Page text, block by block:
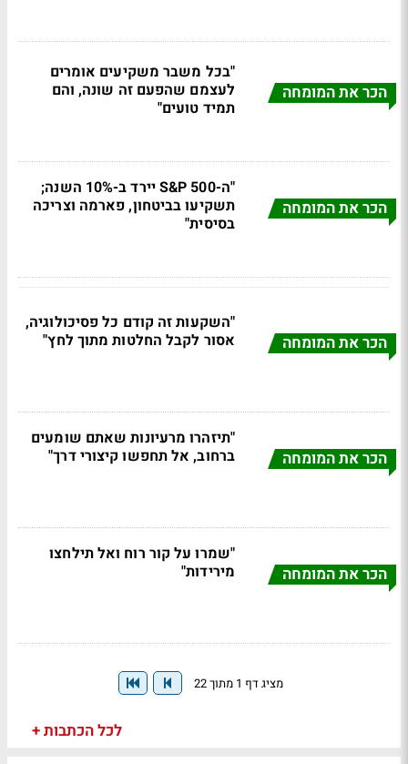
הכר את המומחה
"בכל משבר משקיעים אומרים
לעצמם שהפעם זה שונה, והם
תמיד טועים"
הכר את המומחה
"ה-S&P 500 יירד ב-10% השנה;
תשקיעו בביטחון, פארמה וצריכה
בסיסית"
הכר את המומחה
"השקעות זה קודם כל פסיכולוגיה,
אסור לקבל החלטות מתוך לחץ"
הכר את המומחה
"תיזהרו מרעיונות שאתם שומעים
ברחוב, אל תחפשו קיצורי דרך"
הכר את המומחה
"שמרו על קור רוח ואל תילחצו
מירידות"
מציג דף 1 מתוך 22
לכל הכתבות +